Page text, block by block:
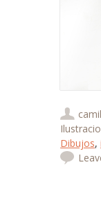
Dibujos,